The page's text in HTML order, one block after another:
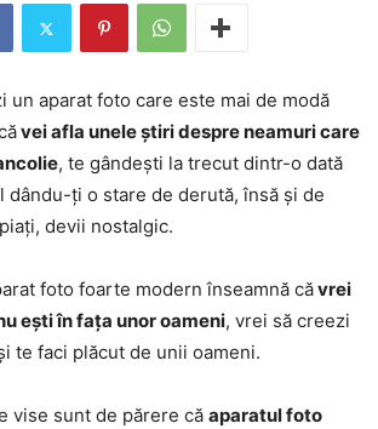
un aparat foto care este mai de modă
vei afla unele știri despre neamuri care
, te gândești la trecut dintr-o dată
dându-ți o stare de derută, însă și de
devii nostalgic.
foto foarte modern înseamnă căvrei
ești în fața unor oameni, vrei să creezi
te faci plăcut de unii oameni.
vise sunt de părere că aparatul foto